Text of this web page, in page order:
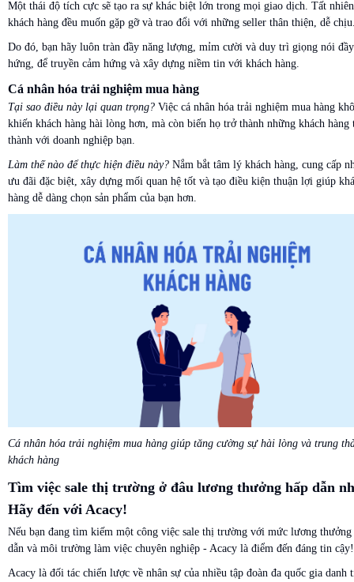
Một thái độ tích cực sẽ tạo ra sự khác biệt lớn trong mọi giao dịch. Tất
khách hàng đều muốn gặp gỡ và trao đổi với những seller thân thiện, dễ
Do đó, bạn hãy luôn tràn đầy năng lượng, mỉm cười và duy trì giọng nói
hứng, để truyền cảm hứng và xây dựng niềm tin với khách hàng.
Cá nhân hóa trải nghiệm mua hàng
Tại sao điều này lại quan trọng? Việc cá nhân hóa trải nghiệm mua hàng
khiến khách hàng hài lòng hơn, mà còn biến họ trở thành những khách hàng
thành với doanh nghiệp bạn.
Làm thế nào để thực hiện điều này? Nắm bắt tâm lý khách hàng, cung cấp
ưu đãi đặc biệt, xây dựng mối quan hệ tốt và tạo điều kiện thuận lợi giúp
hàng dễ dàng chọn sản phẩm của bạn hơn.
Cá nhân hóa trải nghiệm mua hàng giúp tăng cường sự hài lòng và trung
khách hàng
Tìm việc sale thị trường ở đâu lương thưởng hấp dẫn
Hãy đến với Acacy!
Nếu bạn đang tìm kiếm một công việc sale thị trường với mức lương thưởng
dẫn và môi trường làm việc chuyên nghiệp - Acacy là điểm đến đáng tin cậy!
Acacy là đối tác chiến lược về nhân sự của nhiều tập đoàn đa quốc gia danh